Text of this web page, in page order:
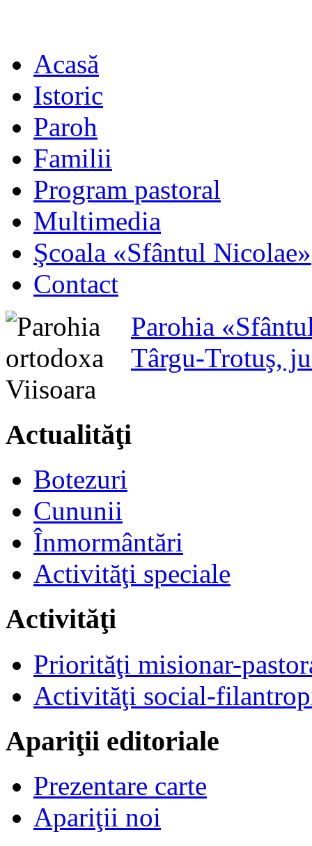
Acasă
Istoric
Paroh
Familii
Program pastoral
Multimedia
Şcoala «Sfântul Nicolae»
Contact
Parohia
Târgu-Trotuş,
Actualităţi
Botezuri
Cununii
Înmormântări
Activităţi speciale
Activităţi
Priorităţi misionar-
Activităţi social-
Apariţii editoriale
Prezentare carte
Apariţii noi